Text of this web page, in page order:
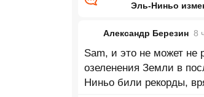
Эль-Ниньо
Александр Березин 8
Sam, и это не может не
озеленения Земли в
Ниньо били рекорды,